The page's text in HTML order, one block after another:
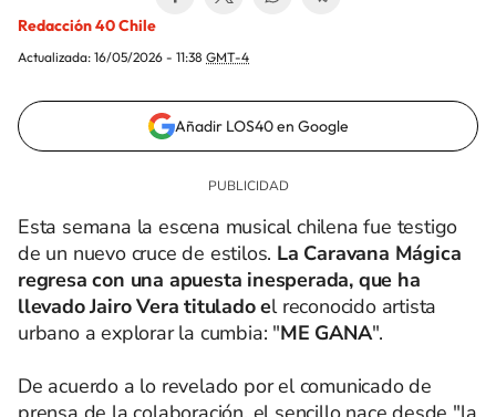
Redacción 40 Chile
Actualizada: 16/05/2026 - 11:38 GMT-4
Añadir LOS40 en Google
Esta semana la escena musical chilena fue testigo
de un nuevo cruce de estilos. La Caravana Mágica
regresa con una apuesta inesperada, que ha
llevado Jairo Vera titulado el reconocido artista
urbano a explorar la cumbia: "ME GANA".
De acuerdo a lo revelado por el comunicado de